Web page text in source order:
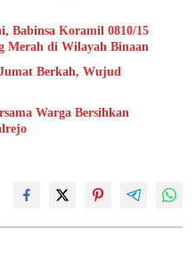
Babinsa Koramil 0810/15
Merah di Wilayah Binaan
Berkah, Wujud
Warga Bersihkan